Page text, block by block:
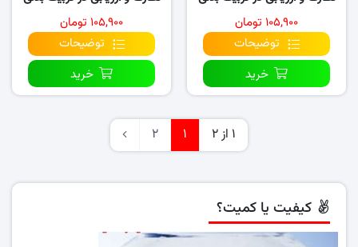
و ورزش
۱۰۵,۹۰۰ تومان
توضیحات
خرید
و ورزش
۱۰۵,۹۰۰ تومان
توضیحات
خرید
1 از 2 1
2
کیفیت یا کمیت؟